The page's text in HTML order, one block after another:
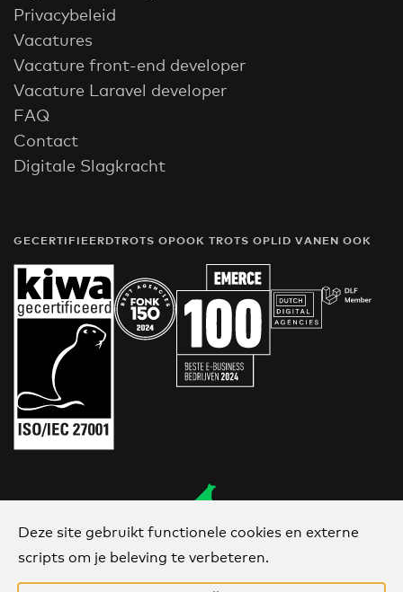
Deze site gebruikt functionele cookies en externe
scripts om je beleving te verbeteren.
Privacybeleid
Vacatures
Vacature front-end developer
Vacature Laravel developer
FAQ
Contact
Digitale Slagkracht
GECERTIFIEERDTROTS OPOOK TROTS OPLID VANEN OOK
Van Ons
sinds 2006